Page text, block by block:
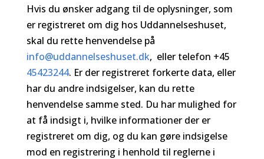
Hvis du ønsker adgang til de oplysninger, som
er registreret om dig hos Uddannelseshuset,
skal du rette henvendelse på
info@uddannelseshuset.dk, eller telefon +45
45423244. Er der registreret forkerte data, eller
har du andre indsigelser, kan du rette
henvendelse samme sted. Du har mulighed for
at få indsigt i, hvilke informationer der er
registreret om dig, og du kan gøre indsigelse
mod en registrering i henhold til reglerne i